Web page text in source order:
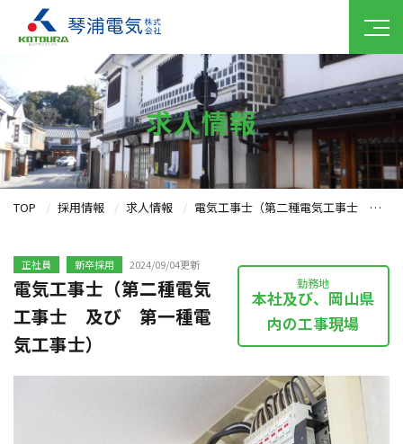
求人情報
TOP 採用情報 求人情報 電気工事士（第二種電気工事士 及び 第一種電気工事士）
勤務地
本社及び、岡山県
内の工事現場
正社員 新卒採用 2024/09/04更新
電気工事士（第二種電気
工事士 及び 第一種電
気工事士）